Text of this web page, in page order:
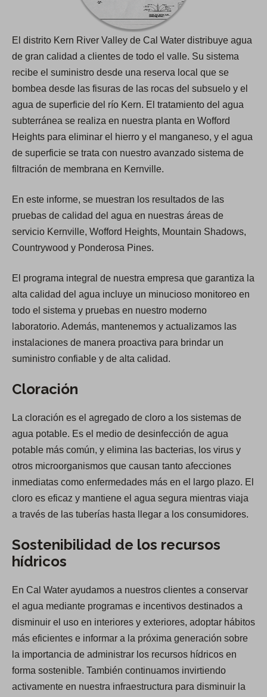
El distrito Kern River Valley de Cal Water distribuye agua
de gran calidad a clientes de todo el valle. Su sistema
recibe el suministro desde una reserva local que se
bombea desde las fisuras de las rocas del subsuelo y el
agua de superficie del río Kern. El tratamiento del agua
subterránea se realiza en nuestra planta en Wofford
Heights para eliminar el hierro y el manganeso, y el agua
de superficie se trata con nuestro avanzado sistema de
filtración de membrana en Kernville.
En este informe, se muestran los resultados de las
pruebas de calidad del agua en nuestras áreas de
servicio Kernville, Wofford Heights, Mountain Shadows,
Countrywood y Ponderosa Pines.
El programa integral de nuestra empresa que garantiza la
alta calidad del agua incluye un minucioso monitoreo en
todo el sistema y pruebas en nuestro moderno
laboratorio. Además, mantenemos y actualizamos las
instalaciones de manera proactiva para brindar un
suministro confiable y de alta calidad.
Cloración
La cloración es el agregado de cloro a los sistemas de
agua potable. Es el medio de desinfección de agua
potable más común, y elimina las bacterias, los virus y
otros microorganismos que causan tanto afecciones
inmediatas como enfermedades más en el largo plazo. El
cloro es eficaz y mantiene el agua segura mientras viaja
a través de las tuberías hasta llegar a los consumidores.
Sostenibilidad de los recursos
hídricos
En Cal Water ayudamos a nuestros clientes a conservar
el agua mediante programas e incentivos destinados a
disminuir el uso en interiores y exteriores, adoptar hábitos
más eficientes e informar a la próxima generación sobre
la importancia de administrar los recursos hídricos en
forma sostenible. También continuamos invirtiendo
activamente en nuestra infraestructura para disminuir la